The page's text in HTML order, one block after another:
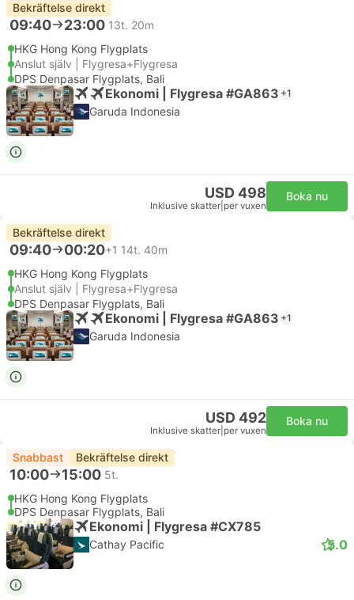
Bekräftelse direkt
09:40 23:00 13t. 20m
HKG Hong Kong Flygplats
Anslut själv | Flygresa+Flygresa
DPS Denpasar Flygplats, Bali
Ekonomi | Flygresa #GA863 +1
Garuda Indonesia
USD 498
Inklusive skatter per vuxen
Boka nu
Bekräftelse direkt
09:40 00:20+1 14t. 40m
HKG Hong Kong Flygplats
Anslut själv | Flygresa+Flygresa
DPS Denpasar Flygplats, Bali
Ekonomi | Flygresa #GA863 +1
Garuda Indonesia
USD 492
Inklusive skatter per vuxen
Boka nu
Snabbast Bekräftelse direkt
10:00 15:00 5t.
HKG Hong Kong Flygplats
DPS Denpasar Flygplats, Bali
Ekonomi | Flygresa #CX785
Cathay Pacific 5.0